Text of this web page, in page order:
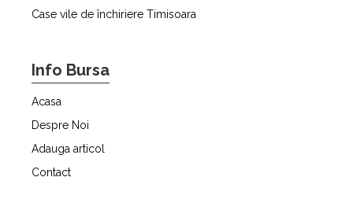
Case vile de închiriere Timisoara
Info Bursa
Acasa
Despre Noi
Adauga articol
Contact